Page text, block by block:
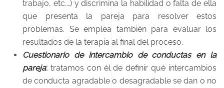
trabajo, etc.…) y discrimina la habilidad o falta de ella
que presenta la pareja para resolver estos
problemas. Se emplea también para evaluar los
resultados de la terapia al final del proceso.
Cuestionario de intercambio de conductas en la
pareja: tratamos con él de definir qué intercambios
de conducta agradable o desagradable se dan o no